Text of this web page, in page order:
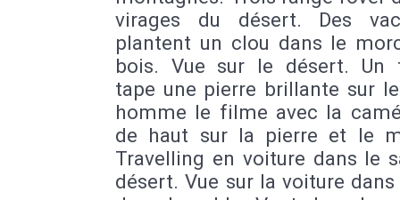
virages du désert. Des
plantent un clou dans le
bois. Vue sur le désert. Un
tape une pierre brillante sur
homme le filme avec la
de haut sur la pierre et le
Travelling en voiture dans le
désert. Vue sur la voiture